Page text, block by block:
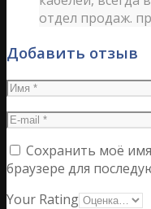
отдел продаж.
Добавить отзыв
Сохранить моё
браузере для
Your Rating